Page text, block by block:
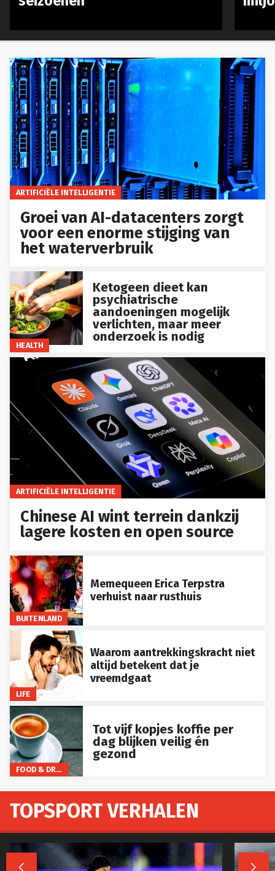
ARTIFICIËLE INTELLIGENTIE
Groei van AI-datacenters zorgt
voor een enorme stijging van
het waterverbruik
HEALTH
Ketogeen dieet kan
psychiatrische
aandoeningen mogelijk
verlichten, maar meer
onderzoek is nodig
ARTIFICIËLE INTELLIGENTIE
Chinese AI wint terrein dankzij
lagere kosten en open source
BUITENLAND
Memequeen Erica Terpstra
verhuist naar rusthuis
LIFE
Waarom aantrekkingskracht niet
altijd betekent dat je
vreemdgaat
FOOD & DRINKS
Tot vijf kopjes koffie per
dag blijken veilig én
gezond
TOPSPORT VERHALEN
 